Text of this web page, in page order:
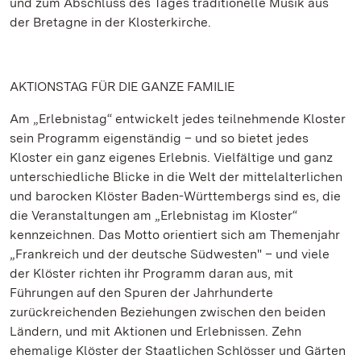
der Bretagne in der Klosterkirche.
AKTIONSTAG FÜR DIE GANZE FAMILIE
Am „Erlebnistag“ entwickelt jedes teilnehmende Kloster
sein Programm eigenständig – und so bietet jedes
Kloster ein ganz eigenes Erlebnis. Vielfältige und ganz
unterschiedliche Blicke in die Welt der mittelalterlichen
und barocken Klöster Baden-Württembergs sind es, die
die Veranstaltungen am „Erlebnistag im Kloster“
kennzeichnen. Das Motto orientiert sich am Themenjahr
„Frankreich und der deutsche Südwesten" – und viele
der Klöster richten ihr Programm daran aus, mit
Führungen auf den Spuren der Jahrhunderte
zurückreichenden Beziehungen zwischen den beiden
Ländern, und mit Aktionen und Erlebnissen. Zehn
ehemalige Klöster der Staatlichen Schlösser und Gärten